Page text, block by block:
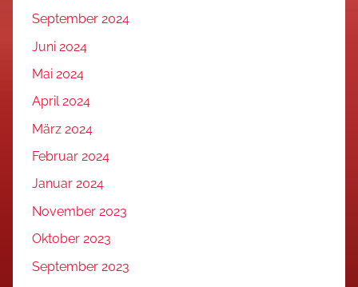
September 2024
Juni 2024
Mai 2024
April 2024
März 2024
Februar 2024
Januar 2024
November 2023
Oktober 2023
September 2023